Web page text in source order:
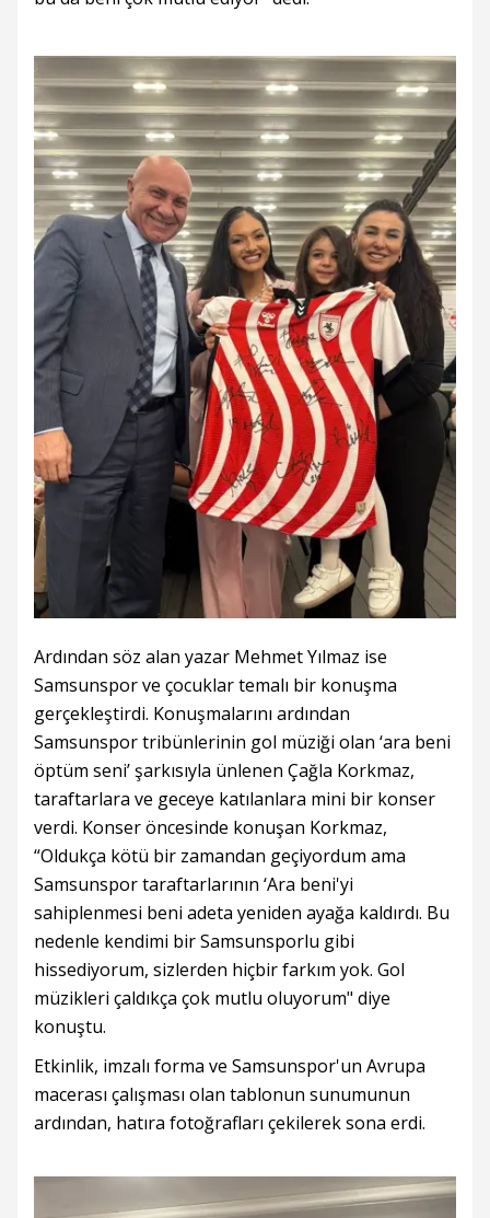
Ardından söz alan yazar Mehmet Yılmaz ise
Samsunspor ve çocuklar temalı bir konuşma
gerçekleştirdi. Konuşmalarını ardından
Samsunspor tribünlerinin gol müziği olan ‘ara beni
öptüm seni’ şarkısıyla ünlenen Çağla Korkmaz,
taraftarlara ve geceye katılanlara mini bir konser
verdi. Konser öncesinde konuşan Korkmaz,
“Oldukça kötü bir zamandan geçiyordum ama
Samsunspor taraftarlarının ‘Ara beni'yi
sahiplenmesi beni adeta yeniden ayağa kaldırdı. Bu
nedenle kendimi bir Samsunsporlu gibi
hissediyorum, sizlerden hiçbir farkım yok. Gol
müzikleri çaldıkça çok mutlu oluyorum" diye
konuştu.
Etkinlik, imzalı forma ve Samsunspor'un Avrupa
macerası çalışması olan tablonun sunumunun
ardından, hatıra fotoğrafları çekilerek sona erdi.